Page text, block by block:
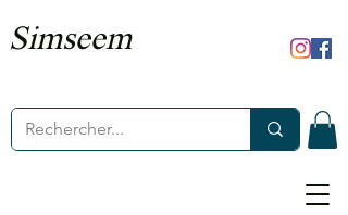
Simseem